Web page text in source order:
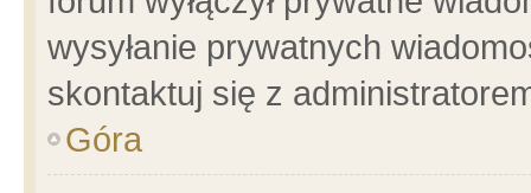
wysyłanie prywatnych
skontaktuj się z
Góra